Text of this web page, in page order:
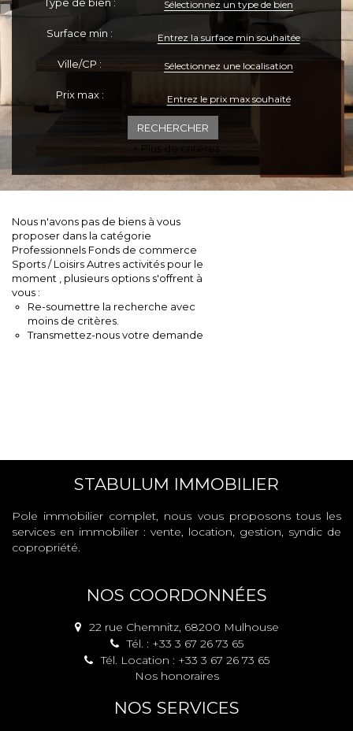
ESPACE CLIENTS
Sélectionnez un type de bien
Surface min :
Ville/CP : Sélectionnez une localisation
Prix max :
+ Plus de critères
Nous n'avons pas de biens à vous
proposer dans la catégorie
Professionnels Fonds de commerce
Sports / Loisirs Autres activités pour le
moment , plusieurs options s'offrent à
vous :
Re-soumettre la recherche avec
moins de critères.
Transmettez-nous votre demande
STABULUM IMMOBILIER
Pole immobilier complet, nous vous proposons tous les
services en immobilier : vente, location, gestion, syndic de
copropriété.
NOS COORDONNÉES
22 rue Chemnitz, 68200 Mulhouse
Tél. : +33 3 67 26 73 65
Tél. Location : +33 3 67 26 73 65
Nos honoraires
NOS SERVICES